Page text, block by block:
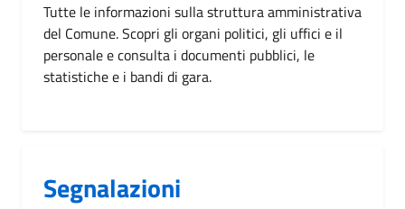
Tutte le informazioni sulla struttura amministrativa
del Comune. Scopri gli organi politici, gli uffici e il
personale e consulta i documenti pubblici, le
statistiche e i bandi di gara.
Segnalazioni